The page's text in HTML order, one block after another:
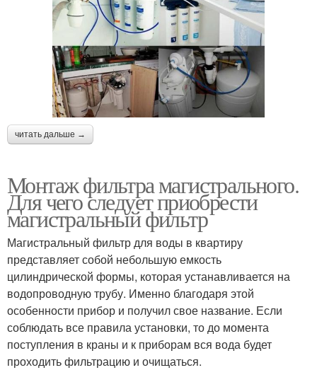
читать дальше →
Монтаж фильтра магистрального.
Для чего следует приобрести
магистральный фильтр
Магистральный фильтр для воды в квартиру
представляет собой небольшую емкость
цилиндрической формы, которая устанавливается на
водопроводную трубу. Именно благодаря этой
особенности прибор и получил свое название. Если
соблюдать все правила установки, то до момента
поступления в краны и к приборам вся вода будет
проходить фильтрацию и очищаться.